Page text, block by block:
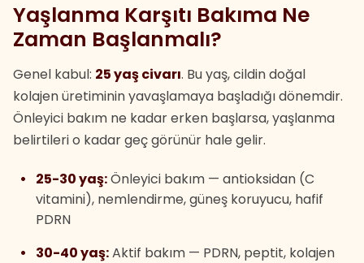
Yaşlanma Karşıtı Bakıma Ne
Zaman Başlanmalı?
Genel kabul: 25 yaş civarı. Bu yaş, cildin doğal
kolajen üretiminin yavaşlamaya başladığı dönemdir.
Önleyici bakım ne kadar erken başlarsa, yaşlanma
belirtileri o kadar geç görünür hale gelir.
25-30 yaş:Önleyici bakım — antioksidan (C
vitamini), nemlendirme, güneş koruyucu, hafif
PDRN
30-40 yaş:Aktif bakım — PDRN, peptit, kolajen